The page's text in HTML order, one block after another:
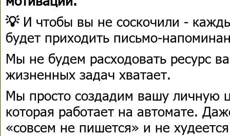
💡 И чтобы вы не соскочили -
будет приходить письмо-
Мы не будем расходовать ресурс
жизненных задач хватает.
Мы просто создадим вашу личную
которая работает на автомате.
«совсем не пишется» и не